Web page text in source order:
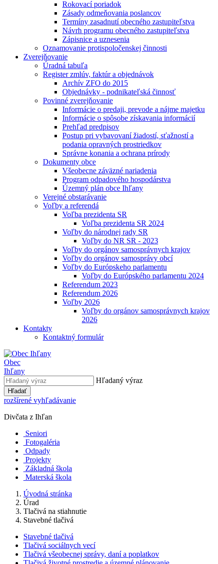
Rokovací poriadok
Zásady odmeňovania poslancov
Termíny zasadnutí obecného zastupiteľstva
Návrh programu obecného zastupiteľstva
Zápisnice a uznesenia
Oznamovanie protispoločenskej činnosti
Zverejňovanie
Úradná tabuľa
Register zmlúv, faktúr a objednávok
Archív ZFO do 2015
Objednávky - podnikateľská činnosť
Povinné zverejňovanie
Informácie o predaji, prevode a nájme majetku
Informácie o spôsobe získavania informácií
Prehľad predpisov
Postup pri vybavovaní žiadostí, sťažností a
podania opravných prostriedkov
Správne konania a ochrana prírody
Dokumenty obce
Všeobecne záväzné nariadenia
Program odpadového hospodárstva
Územný plán obce Ihľany
Verejné obstarávanie
Voľby a referendá
Voľba prezidenta SR
Voľba prezidenta SR 2024
Voľby do národnej rady SR
Voľby do NR SR - 2023
Voľby do orgánov samosprávnych krajov
Voľby do orgánov samosprávy obcí
Voľby do Európskeho parlamentu
Voľby do Európského parlamentu 2024
Referendum 2023
Referendum 2026
Voľby 2026
Voľby do orgánov samosprávnych krajov
2026
Kontakty
Kontaktný formulár
Obec
Ihľany
Hľadaný výraz
Hľadať
rozšírené vyhľadávanie
Divčata z Ihľan
Seniori
Fotogaléria
Odpady
Projekty
Základná škola
Materská škola
Úvodná stránka
Úrad
Tlačivá na stiahnutie
Stavebné tlačivá
Stavebné tlačivá
Tlačivá sociálnych vecí
Tlačivá všeobecnej správy, daní a poplatkov